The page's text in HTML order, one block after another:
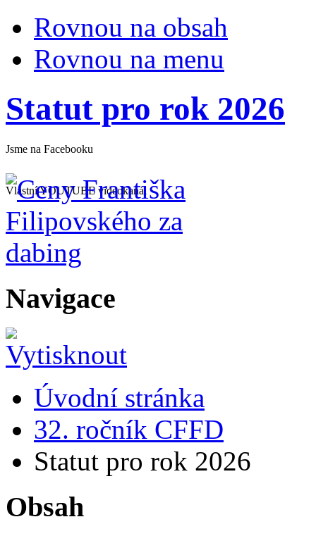
Rovnou na obsah
Rovnou na menu
Statut pro rok 2026
Jsme na Facebooku
Vlastní YOUTUBE videokanál
Navigace
Úvodní stránka
32. ročník CFFD
Statut pro rok 2026
Obsah